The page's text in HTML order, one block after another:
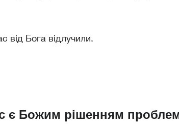
від Бога відлучили.
є Божим рішенням